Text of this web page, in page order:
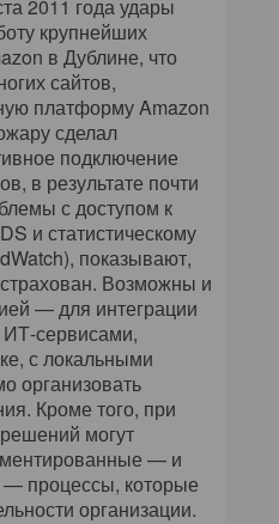
2011 года удары
крупнейших
в Дублине, что
сайтов,
платформу Amazon
сделал
подключение
в результате почти
с доступом к
и статистическому
показывают,
Возможны и
— для интеграции
сервисами,
с локальными
организовать
Кроме того, при
могут
— и
процессы, которые
организации.